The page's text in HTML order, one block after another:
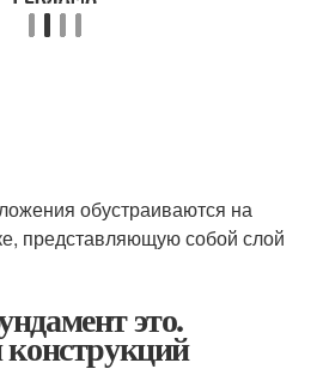
обустраиваются на
представляющую собой слой
это.
конструкций